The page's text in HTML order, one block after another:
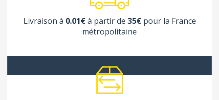
Livraison à 0.01€à partir de 35€pour la France
métropolitaine